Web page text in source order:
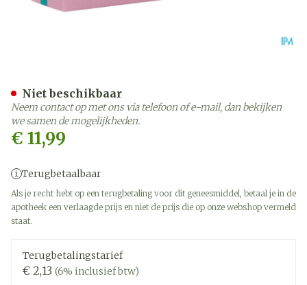
€ 11,99
Terugbetaalbaar
Als je recht hebt op een terugbetaling voor dit geneesmiddel, betaal je in de
apotheek een verlaagde prijs en niet de prijs die op onze webshop vermeld
staat.
Terugbetalingstarief
€ 2,13 (6% inclusief btw)
Niet beschikbaar
Neem contact op met ons via telefoon of e-mail, dan bekijken
we samen de mogelijkheden.